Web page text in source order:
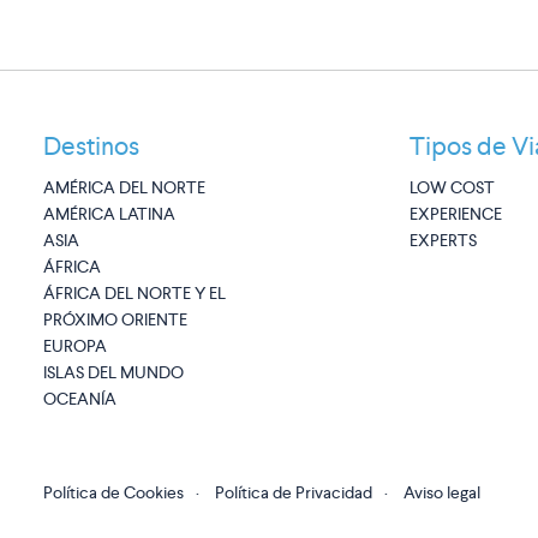
Destinos
AMÉRICA DEL NORTE
AMÉRICA LATINA
ASIA
ÁFRICA
ÁFRICA DEL NORTE Y EL
PRÓXIMO ORIENTE
EUROPA
ISLAS DEL MUNDO
OCEANÍA
Tipos de
LOW COST
EXPERIENCE
EXPERTS
Política de Cookies · Política de Privacidad · Aviso legal